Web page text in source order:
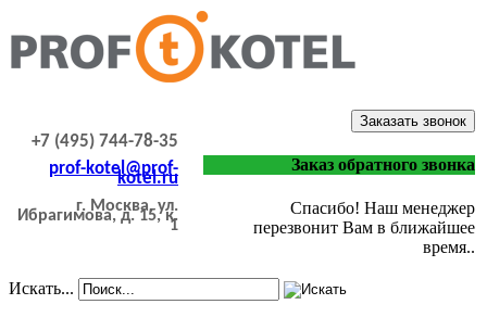
+7 (495) 744-78-35
prof-kotel@prof-
kotel.ru
г. Москва, ул.
Ибрагимова, д. 15, к.
1
Заказать звонок
Заказ обратного звонка
Спасибо! Наш менеджер
перезвонит Вам в ближайшее
время..
Искать...